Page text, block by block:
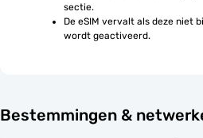
sectie.
De eSIM vervalt als deze niet
wordt geactiveerd.
Bestemmingen &